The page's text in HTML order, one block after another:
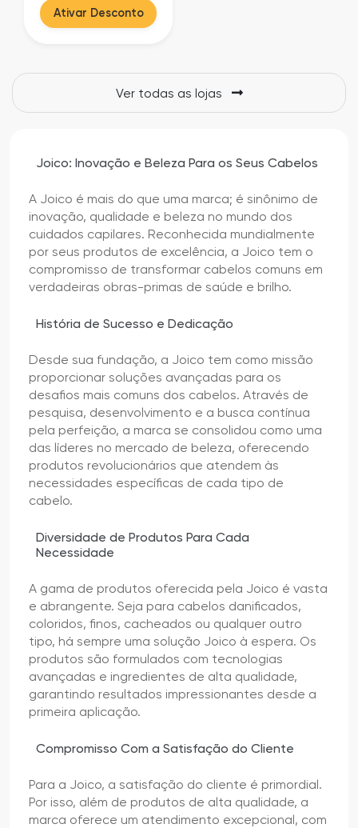
Ativar Desconto
Ver todas as lojas
Joico: Inovação e Beleza Para os Seus Cabelos
A Joico é mais do que uma marca; é sinônimo de
inovação, qualidade e beleza no mundo dos
cuidados capilares. Reconhecida mundialmente
por seus produtos de excelência, a Joico tem o
compromisso de transformar cabelos comuns em
verdadeiras obras-primas de saúde e brilho.
História de Sucesso e Dedicação
Desde sua fundação, a Joico tem como missão
proporcionar soluções avançadas para os
desafios mais comuns dos cabelos. Através de
pesquisa, desenvolvimento e a busca contínua
pela perfeição, a marca se consolidou como uma
das líderes no mercado de beleza, oferecendo
produtos revolucionários que atendem às
necessidades específicas de cada tipo de
cabelo.
Diversidade de Produtos Para Cada
Necessidade
A gama de produtos oferecida pela Joico é vasta
e abrangente. Seja para cabelos danificados,
coloridos, finos, cacheados ou qualquer outro
tipo, há sempre uma solução Joico à espera. Os
produtos são formulados com tecnologias
avançadas e ingredientes de alta qualidade,
garantindo resultados impressionantes desde a
primeira aplicação.
Compromisso Com a Satisfação do Cliente
Para a Joico, a satisfação do cliente é primordial.
Por isso, além de produtos de alta qualidade, a
marca oferece um atendimento excepcional, com